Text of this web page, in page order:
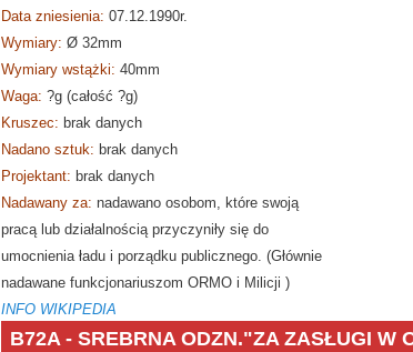
Data zniesienia: 07.12.1990r.
Wymiary: Ø 32mm
Wymiary wstążki: 40mm
Waga: ?g (całość ?g)
Kruszec: brak danych
Nadano sztuk: brak danych
Projektant: brak danych
Nadawany za: nadawano osobom, które swoją
pracą lub działalnością przyczyniły się do
umocnienia ładu i porządku publicznego. (Głównie
nadawane funkcjonariuszom ORMO i Milicji )
INFO WIKIPEDIA
B72A - SREBRNA ODZN."ZA ZASŁUGI W